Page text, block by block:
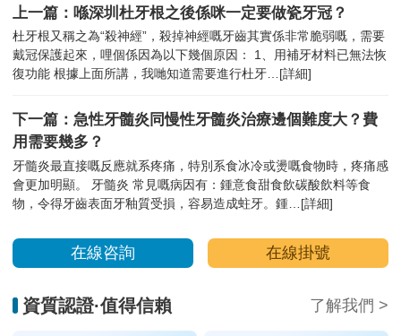
上一篇：喺深圳杜牙根之後係咪一定要做瓷牙冠？
杜牙根又稱之為“殺神經”，殺掉神經嘅牙齒其實係非常脆弱嘅，需要
戴冠保護起來，哩個係因為以下幾個原因： 1、用補牙材料已無法恢
復功能 根據上面所講，我哋知道需要進行杜牙… [詳細]
下一篇：急性牙髓炎同慢性牙髓炎治療邊個難度大？費
用需要幾多？
牙髓炎最直接嘅反應就系疼痛，特別系食冰冷或燙嘅食物時，疼痛感
會更加明顯。 牙髓炎 常見嘅病因有：鍾意食甜食飲碳酸飲料等食
物，令得牙齒表面牙釉質受損，容易造成蛀牙。鍾… [詳細]
在線咨詢 在線掛號
資質認證·值得信賴 了解我們 >